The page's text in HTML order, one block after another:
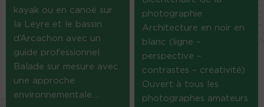
kayak ou en canoë sur
la Leyre et le bassin
d’Arcachon avec un
guide professionnel.
Balade sur mesure avec
une approche
environnementale....
photographie
Architecture en noir en
blanc (ligne –
perspective –
contrastes – créativité)
Ouvert à tous les
photographes amateurs